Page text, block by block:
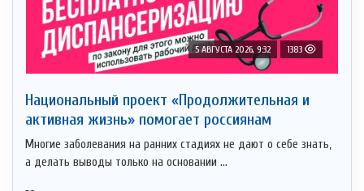
5 АВГУСТА 2026, 9:32 1383
Национальный проект «Продолжительная и
активная жизнь» помогает россиянам
Многие заболевания на ранних стадиях не дают о себе знать,
а делать выводы только на основании ...